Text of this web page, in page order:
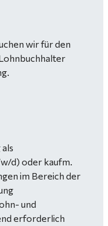
wir für den
d) oder kaufm.
im Bereich der
und
erforderlich